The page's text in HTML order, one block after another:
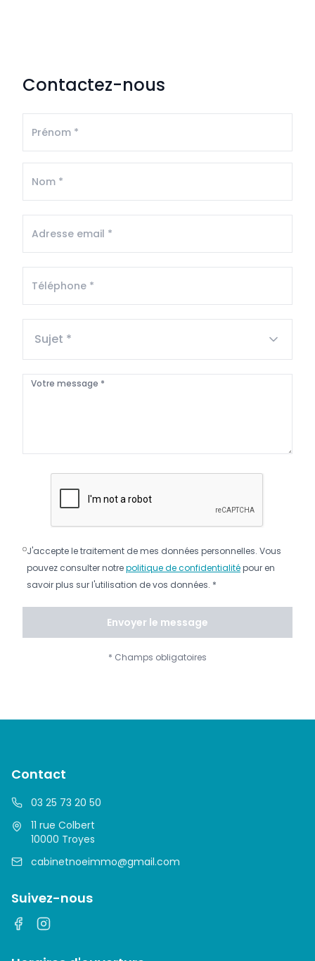
Contactez-nous
Prénom *
Nom *
Adresse email *
Téléphone *
Sujet *
Votre message *
J'accepte le traitement de mes données personnelles. Vous
pouvez consulter notrepolitique de confidentialitépour en
savoir plus sur l'utilisation de vos données. *
Envoyer le message
* Champs obligatoires
Contact
03 25 73 20 50
11 rue Colbert
10000 Troyes
cabinetnoeimmo@gmail.com
Suivez-nous